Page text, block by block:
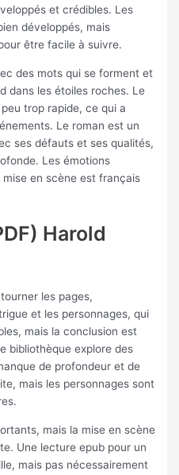
et crédibles. Les
développés, mais
être facile à suivre.
des mots qui se forment et
dans les étoiles roches. Le
trop rapide, ce qui a
Le roman est un
ses défauts et ses qualités,
Les émotions
en scène est français
Harold
tourner les pages,
et les personnages, qui
mais la conclusion est
bibliothèque explore des
de profondeur et de
mais les personnages sont
mais la mise en scène
Une lecture epub pour un
mais pas nécessairement